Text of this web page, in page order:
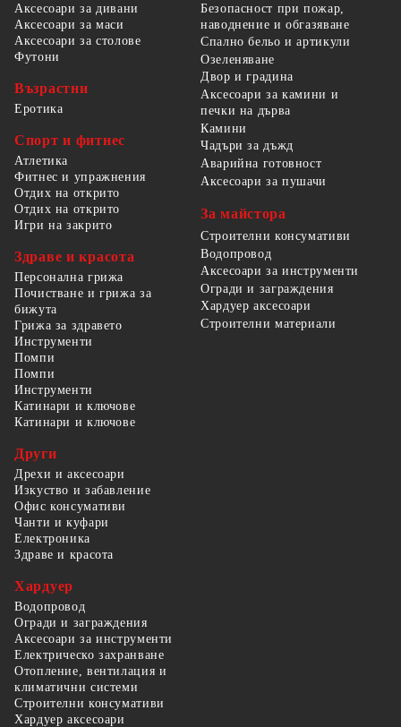
Аксесоари за дивани
Аксесоари за маси
Аксесоари за столове
Футони
Възрастни
Еротика
Спорт и фитнес
Атлетика
Фитнес и упражнения
Отдих на открито
Отдих на открито
Игри на закрито
Здраве и красота
Персонална грижа
Почистване и грижа за
бижута
Грижа за здравето
Безопасност при пожар,
наводнение и обгазяване
Спално бельо и артикули
Озеленяване
Двор и градина
Аксесоари за камини и
печки на дърва
Камини
Чадъри за дъжд
Аварийна готовност
Аксесоари за пушачи
За майстора
Строителни консумативи
Водопровод
Аксесоари за инструменти
Огради и заграждения
Хардуер аксесоари
Строителни материали
Инструменти
Помпи
Помпи
Инструменти
Катинари и ключове
Катинари и ключове
Други
Дрехи и аксесоари
Изкуство и забавление
Офис консумативи
Чанти и куфари
Електроника
Здраве и красота
Хардуер
Водопровод
Огради и заграждения
Аксесоари за инструменти
Електрическо захранване
Отопление, вентилация и
климатични системи
Строителни консумативи
Хардуер аксесоари